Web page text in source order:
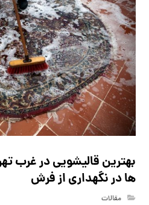
بهترین قالیشویی در غرب
ها در نگهداری از فرش
مقالات